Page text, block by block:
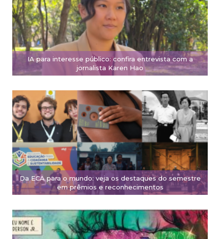
IA para interesse público: confira entrevista com a
jornalista Karen Hao
Da ECA para o mundo: veja os destaques do semestre
em prêmios e reconhecimentos